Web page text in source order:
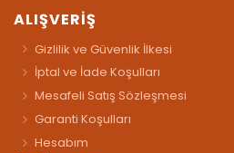
ALIŞVERİŞ
Gizlilik ve Güvenlik İlkesi
İptal ve İade Koşulları
Mesafeli Satış Sözleşmesi
Garanti Koşulları
Hesabım